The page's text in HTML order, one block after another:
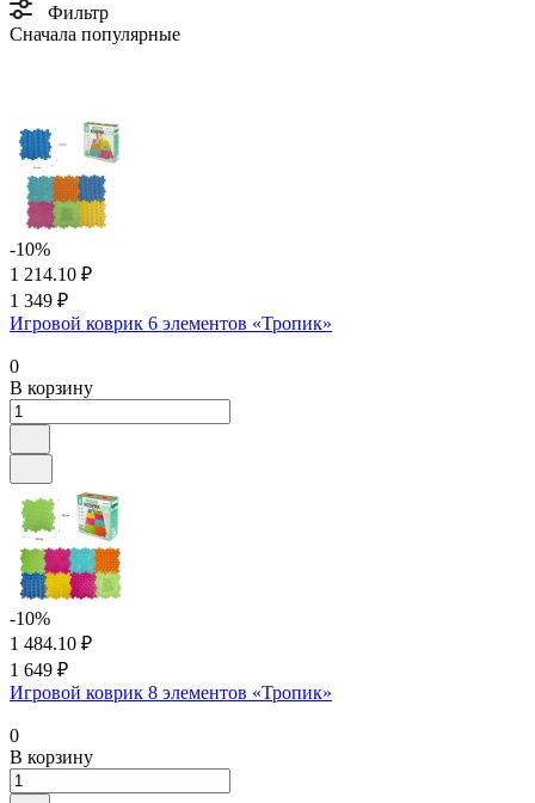
Фильтр
Сначала популярные
-10%
1 214.10 ₽
1 349 ₽
Игровой коврик 6 элементов «Тропик»
0
В корзину
-10%
1 484.10 ₽
1 649 ₽
Игровой коврик 8 элементов «Тропик»
0
В корзину